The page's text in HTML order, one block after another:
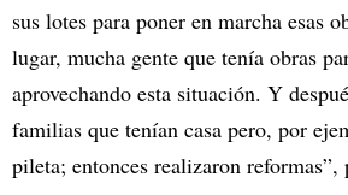
sus lotes para poner en marcha esas
lugar, mucha gente que tenía obras
aprovechando esta situación. Y
familias que tenían casa pero, por
pileta; entonces realizaron reformas”,